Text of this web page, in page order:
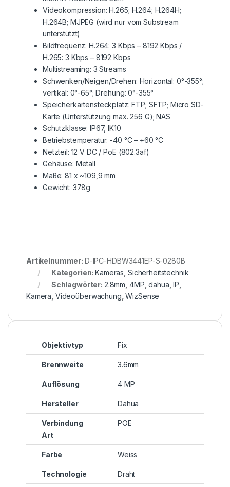
Videokompression: H.265; H.264; H.264H;
H.264B; MJPEG (wird nur vom Substream
unterstützt)
Bildfrequenz: H.264: 3 Kbps – 8192 Kbps /
H.265: 3 Kbps – 8192 Kbps
Multistreaming: 3 Streams
Schwenken/Neigen/Drehen: Horizontal: 0°-355°;
vertikal: 0°-65°; Drehung: 0°-355°
Speicherkartensteckplatz: FTP; SFTP; Micro SD-
Karte (Unterstützung max. 256 G); NAS
Schutzklasse: IP67, IK10
Betriebstemperatur: -40 °C – +60 °C
Netzteil: 12 V DC / PoE (802.3af)
Gehäuse: Metall
Maße: 81 x ~109,9 mm
Gewicht: 378g
Artikelnummer: D-IPC-HDBW3441EP-S-0280B
Kategorien:Kameras Sicherheitstechnik
Schlagwörter: 2.8mm 4MP ,dahua ,IP
Kamera Videoüberwachung ,WizSense
Objektivtyp Fix
Brennweite 3.6mm
Auflösung 4 MP
Hersteller Dahua
Verbindung
Art
POE
Farbe Weiss
Technologie Draht